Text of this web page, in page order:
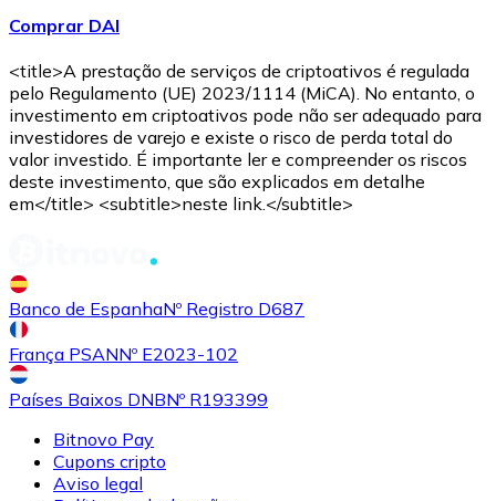
Adicione fundos à sua conta Bitnovo ou faça
Comprar com transferência bancária
Cartão de crédito / débito
Use cartões Visa e Mastercard para comprar
Comprar com cartão
Compre cartões-presente das suas marcas favoritas
Ir para a loja de cartões-presente
Comprar DAI
<title>A prestação de serviços de criptoativos é regulada
pelo Regulamento (UE) 2023/1114 (MiCA). No entanto, o
investimento em criptoativos pode não ser adequado para
investidores de varejo e existe o risco de perda total do
valor investido. É importante ler e compreender os riscos
deste investimento, que são explicados em detalhe
em</title> <subtitle>neste link.</subtitle>
Banco de EspanhaNº Registro D687
França PSANNº E2023-102
Países Baixos DNBNº R193399
Bitnovo Pay
Cupons cripto
Aviso legal